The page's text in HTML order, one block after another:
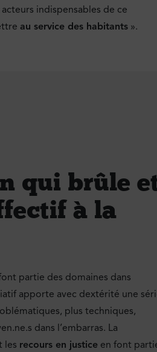
indispensables de ce
au service des habitants ».
qui brûle
à la
partie des domaines dans
apporte avec dextérité une
plus techniques,
dans l’embarras. La
les recours en justice en font